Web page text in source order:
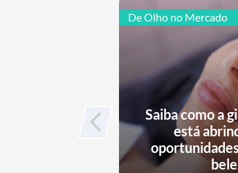
De Olho no Mercado
Saiba como a
está